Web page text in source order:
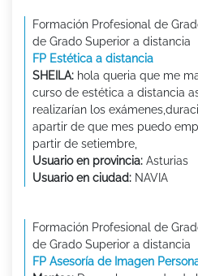
Formación Profesional de
de Grado Superior a distancia
FP Estética a distancia
SHEILA: hola queria que me
curso de estética a distancia
realizarían los
apartir de que mes puedo
partir de setiembre,
Usuario en provincia: Asturias
Usuario en ciudad: NAVIA
Formación Profesional de
de Grado Superior a distancia
FP Asesoría de Imagen